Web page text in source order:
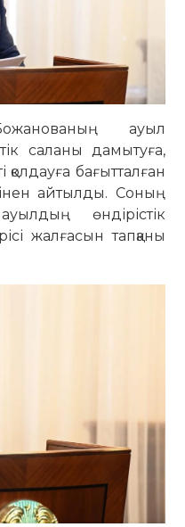
ауыл
саланы дамытуға,
бағытталған
айтылды. Соның
өндірістік
жалғасын тапқаны